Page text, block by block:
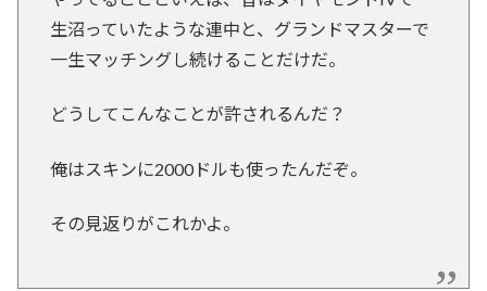
生沼っていたような連中と、グランドマスターで
一生マッチングし続けることだけだ。
どうしてこんなことが許されるんだ？
俺はスキンに2000ドルも使ったんだぞ。
その見返りがこれかよ。